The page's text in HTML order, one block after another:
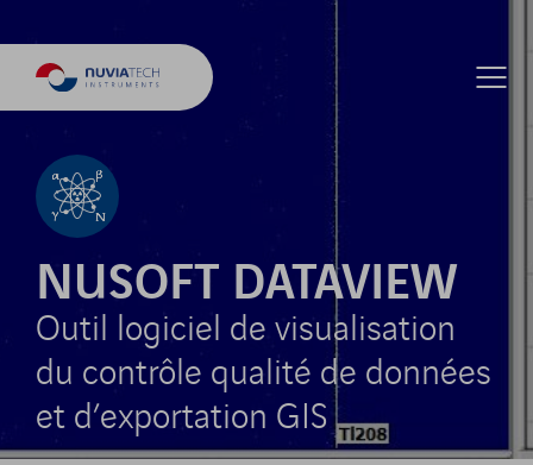
NUSOFT DATAVIEW
Outil logiciel de visualisation
du contrôle qualité de données
et d’exportation GIS